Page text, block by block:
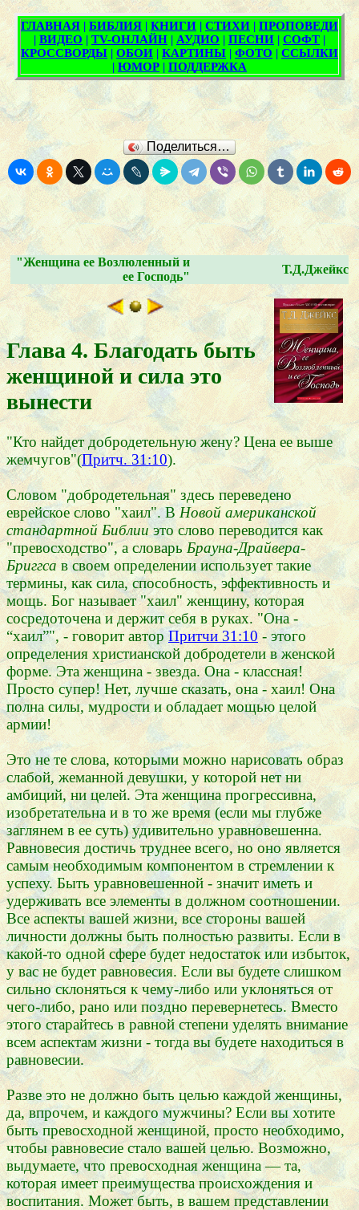
Поделиться…
"Женщина ее Возлюленный и
ее Господь"
Т.Д.Джейкс
Глава 4. Благодать быть
женщиной и сила это
вынести
"Кто найдет добродетельную жену? Цена ее выше
жемчугов"(Притч. 31:10).
Словом "добродетельная" здесь переведено
еврейское слово "хаил". ВНовой американской
стандартной Библииэто слово переводится как
"превосходство", а словарь Брауна-Драйвера-
Бриггсав своем определении использует такие
термины, как сила, способность, эффективность и
мощь. Бог называет "хаил" женщину, которая
сосредоточена и держит себя в руках. "Она -
“хаил”", - говорит авторПритчи 31:10- этого
определения христианской добродетели в женской
форме. Эта женщина - звезда. Она - классная!
Просто супер! Нет, лучше сказать, она - хаил! Она
полна силы, мудрости и обладает мощью целой
армии!
Это не те слова, которыми можно нарисовать образ
слабой, жеманной девушки, у которой нет ни
амбиций, ни целей. Эта женщина прогрессивна,
изобретательна и в то же время (если мы глубже
заглянем в ее суть) удивительно уравновешенна.
Равновесия достичь труднее всего, но оно является
самым необходимым компонентом в стремлении к
успеху. Быть уравновешенной - значит иметь и
удерживать все элементы в должном соотношении.
Все аспекты вашей жизни, все стороны вашей
личности должны быть полностью развиты. Если в
какой-то одной сфере будет недостаток или избыток,
у вас не будет равновесия. Если вы будете слишком
сильно склоняться к чему-либо или уклоняться от
чего-либо, рано или поздно перевернетесь. Вместо
этого старайтесь в равной степени уделять внимание
всем аспектам жизни - тогда вы будете находиться в
равновесии.
Разве это не должно быть целью каждой женщины,
да, впрочем, и каждого мужчины? Если вы хотите
быть превосходной женщиной, просто необходимо,
чтобы равновесие стало вашей целью. Возможно,
выдумаете, что превосходная женщина — та,
которая имеет преимущества происхождения и
воспитания. Может быть, в вашем представлении